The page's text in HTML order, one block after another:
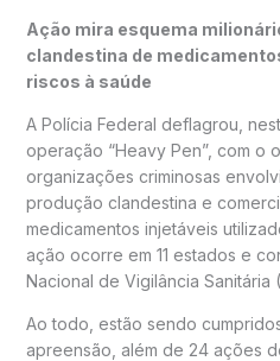
Ação mira esquema
clandestina de
riscos à saúde
A Polícia Federal deflagrou,
operação “Heavy Pen”, com o
organizações criminosas
produção clandestina e
medicamentos injetáveis
ação ocorre em 11 estados e
Nacional de Vigilância Sanitária
Ao todo, estão sendo
apreensão, além de 24 ações